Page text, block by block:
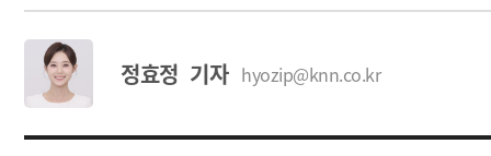
정효정 기자 hyozip@knn.co.kr